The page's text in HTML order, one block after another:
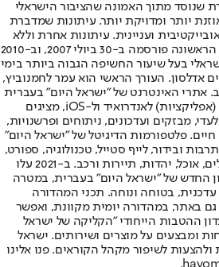
שנוסד מתוך האמונה שהציבור הישראלי
יותר ומדויקת יותר. עיתונות שמדברת
ועניינית. עיתונות אחרת וללא
תשלום. המהדורה המודפסת הראשונה פורסמה ב-30 ביולי 2007, וב-2010
בעל שיעור החשיפה הגבוה ביותר בימי
אדלסון. העורך הראשי הוא עמר לחמנוביץ,
אתרי האינטרנט של "ישראל היום" בעברית
ובאנגלית, כמו כן היישומונים (אפליקציות) לאנדרואיד ול-iOS, מציגים
מבזקים ועדכונים, ניתוחים ופרשנויות,
חיים. פלטפורמות הדיגיטל של "ישראל היום"
ובידור, לייף סטייל, טכנולוגיה, ספורט,
כלכלה וצרכנות, בריאות, חיילים, אוכל, יהדות, תיירות ורכב. ב-2021 עלו
החדש של "ישראל היום" בעברית, במטרה
בטוחה ונוחה. תכני המהדורה
באתר, במהדורה יומית מקוונת, ואפשר
ההטבות הייחודי "הקליקה של ישראל
ומבצעים על מוצרים ושירותים. ישראל
לשיפור מקהל הקוראים. פנו אלינו